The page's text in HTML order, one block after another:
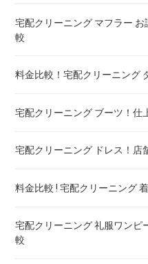
布団のレンタル 安いのは !
エアウィーヴ マットレスの
布団の洗濯ネット コインラ
布団クリーニング 防ダニ加
ゴアテックス 羽毛布団 クリ
こたつ布団のクリーニング
宅配クリーニング マフラー
較
料金比較！宅配クリーニング
宅配クリーニング ブーツ！仕
宅配クリーニング ドレス！店
料金比較 ! 宅配クリーニング
宅配クリーニング 礼服ワンピ
較